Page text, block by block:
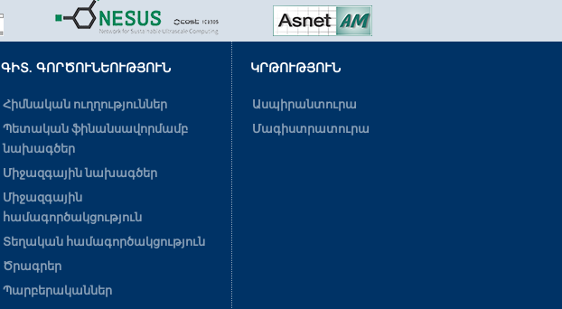
մասնագիտությունների:
Call for Papers – CODASSCA
2026 | Yerevan
We invite researchers and
practitioners to submit their work
to the
Conference
driven and human-centered
technologies.
Submission deadline:
May 1, 2026
Accepted papers
IEEE Xplore
ԳԻՏ. ԳՈՐԾՈՒՆԵՈՒԹՅՈՒՆ
Հիմնական ուղղություններ
Պետական ֆինանսավորմամբ
նախագծեր
Միջազգային նախագծեր
Միջազգային
համագործակցություն
Տեղական համագործակցություն
Ծրագրեր
Պարբերականներ
ԿՐԹՈՒԹՅՈՒՆ
Ասպիրանտուրա
Մագիստրատուրա